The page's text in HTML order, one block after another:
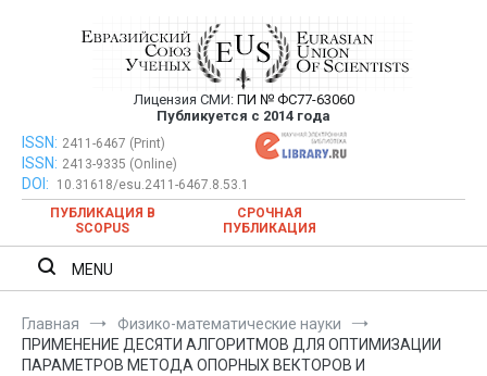
Евразийский Союз Ученых —
публикация научных статей в
ежемесячном научном журнале
Лицензия СМИ: ПИ № ФС77-63060
Публикуется с 2014 года
Евразийский Союз Ученых — публикация научных статей в
ежемесячном научном журнале
ISSN: 2411-6467 (Print)
ISSN: 2413-9335 (Online)
DOI:
10.31618/esu.2411-6467.8.53.1
ПУБЛИКАЦИЯ В
SCOPUS
СРОЧНАЯ
ПУБЛИКАЦИЯ
MENU
Главная
Физико-математические науки
ПРИМЕНЕНИЕ ДЕСЯТИ АЛГОРИТМОВ ДЛЯ ОПТИМИЗАЦИИ
ПАРАМЕТРОВ МЕТОДА ОПОРНЫХ ВЕКТОРОВ И